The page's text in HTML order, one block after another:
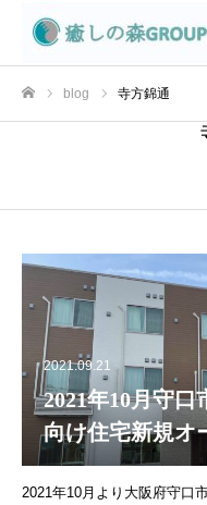
blog 寺方錦通
2021.09.21
2021年10月守
向け住宅新規オ
2021年10月より大阪府守口